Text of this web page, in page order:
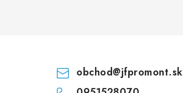
obchod@jfpromont.sk